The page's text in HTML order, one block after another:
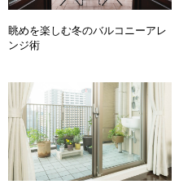
眺めを楽しむ冬のバルコニーアレ
ンジ術